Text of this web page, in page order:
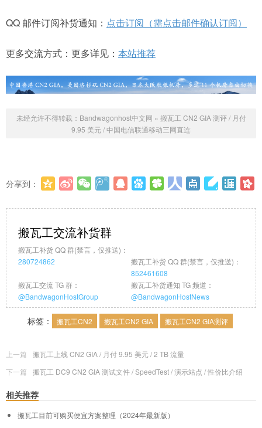
QQ 邮件订阅补货通知： 点击订阅（需点击邮件确认订阅）
更多交流方式：更多详见： 本站推荐
未经允许不得转载： Bandwagonhost中文网 » 搬瓦工 CN2 GIA 测评 / 月付
9.95 美元 / 中国电信联通移动三网直连
分享到：
搬瓦工交流补货群
搬瓦工补货 QQ 群(禁言，仅推送)：
280724862
搬瓦工补货 QQ 群(禁言，仅推送)：
852461608
搬瓦工交流 TG 群：
@BandwagonHostGroup
搬瓦工补货通知 TG 频道：
@BandwagonHostNews
标签： 搬瓦工CN2 搬瓦工CN2 GIA 搬瓦工CN2 GIA测评
上一篇
搬瓦工上线 CN2 GIA / 月付 9.95 美元 / 2 TB 流量
下一篇
搬瓦工 DC9 CN2 GIA 测试文件 / SpeedTest / 演示站点 / 性价比介绍
相关推荐
搬瓦工目前可购买便宜方案整理（2024年最新版）